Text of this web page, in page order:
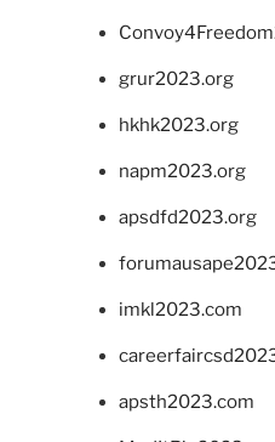
grur2023.org
hkhk2023.org
napm2023.org
apsdfd2023.org
imkl2023.com
apsth2023.com